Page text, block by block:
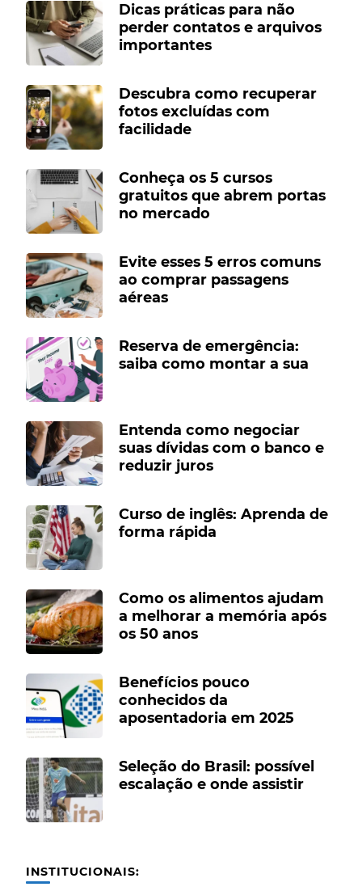
Dicas práticas para não
perder contatos e arquivos
importantes
Descubra como recuperar
fotos excluídas com
facilidade
Conheça os 5 cursos
gratuitos que abrem portas
no mercado
Evite esses 5 erros comuns
ao comprar passagens
aéreas
Reserva de emergência:
saiba como montar a sua
Entenda como negociar
suas dívidas com o banco e
reduzir juros
Curso de inglês: Aprenda de
forma rápida
Como os alimentos ajudam
a melhorar a memória após
os 50 anos
Benefícios pouco
conhecidos da
aposentadoria em 2025
Seleção do Brasil: possível
escalação e onde assistir
INSTITUCIONAIS: